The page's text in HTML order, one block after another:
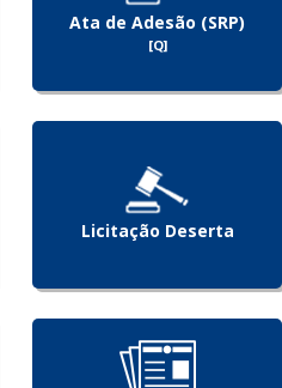
Ata de Adesão (SRP)
[Q]
Licitação Deserta